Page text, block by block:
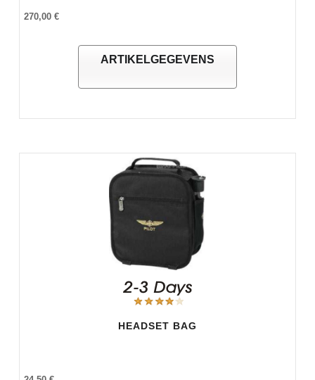
270,00 €
ARTIKELGEGEVENS
HEADSET BAG